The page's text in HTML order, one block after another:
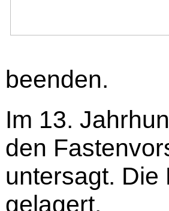
beenden.
Im 13.
den
untersagt. Die
gelagert.